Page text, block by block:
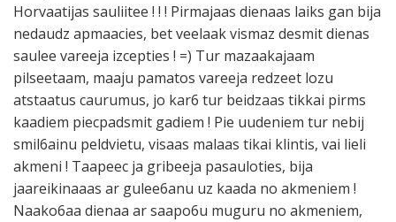
Horvaatijas sauliitee ! ! ! Pirmajaas dienaas laiks gan bija
nedaudz apmaacies, bet veelaak vismaz desmit dienas
saulee vareeja izcepties ! =) Tur mazaakajaam
pilseetaam, maaju pamatos vareeja redzeet lozu
atstaatus caurumus, jo kar6 tur beidzaas tikkai pirms
kaadiem piecpadsmit gadiem ! Pie uudeniem tur nebij
smil6ainu peldvietu, visaas malaas tikai klintis, vai lieli
akmeni ! Taapeec ja gribeeja pasauloties, bija
jaareikinaaas ar gulee6anu uz kaada no akmeniem !
Naako6aa dienaa ar saapo6u muguru no akmeniem,